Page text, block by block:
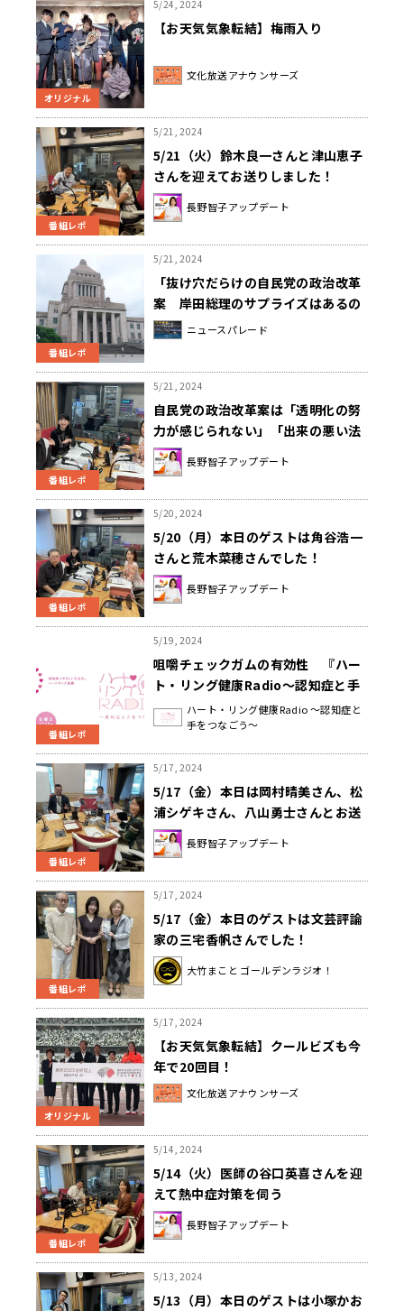
オリジナル
5/24, 2024
【お天気気象転結】梅雨入り
文化放送アナウンサーズ
番組レポ
5/21, 2024
5/21（火）鈴木良一さんと津山恵子
さんを迎えてお送りしました！
長野智子アップデート
番組レポ
5/21, 2024
「抜け穴だらけの自民党の政治改革
案 岸田総理のサプライズはあるの
か」 ニュースパレード
番組レポ
5/21, 2024
自民党の政治改革案は「透明化の努
力が感じられない」「出来の悪い法
案」？
長野智子アップデート
番組レポ
5/20, 2024
5/20（月）本日のゲストは角谷浩一
さんと荒木菜穂さんでした！
長野智子アップデート
番組レポ
5/19, 2024
咀嚼チェックガムの有効性 『ハー
ト・リング健康Radio～認知症と手
をつなごう〜 』
ハート・リング健康Radio ～認知症と
手をつなごう～
番組レポ
5/17, 2024
5/17（金）本日は岡村晴美さん、松
浦シゲキさん、八山勇士さんとお送
りしました！
長野智子アップデート
番組レポ
5/17, 2024
5/17（金）本日のゲストは文芸評論
家の三宅香帆さんでした！
大竹まこと ゴールデンラジオ！
オリジナル
5/17, 2024
【お天気気象転結】クールビズも今
年で20回目！
文化放送アナウンサーズ
番組レポ
5/14, 2024
5/14（火）医師の谷口英喜さんを迎
えて熱中症対策を伺う
長野智子アップデート
5/13, 2024
5/13（月）本日のゲストは小塚かお